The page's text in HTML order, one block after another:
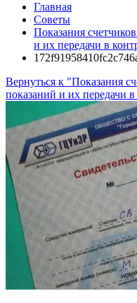
Главная
Советы
Показания
и их передачи в
Вернуться к "Показания
показаний и их передачи